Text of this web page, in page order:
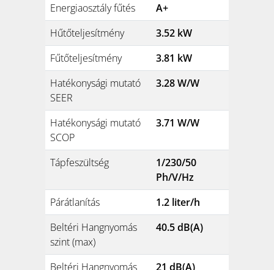
Energiaosztály fűtés
A+
Hűtőteljesítmény
3.52 kW
Fűtőteljesítmény
3.81 kW
Hatékonysági mutató
SEER
3.28 W/W
Hatékonysági mutató
SCOP
3.71 W/W
Tápfeszültség
1/230/50
Ph/V/Hz
Párátlanítás
1.2 liter/h
Beltéri Hangnyomás
szint (max)
40.5 dB(A)
Beltéri Hangnyomás 21 dB(A)